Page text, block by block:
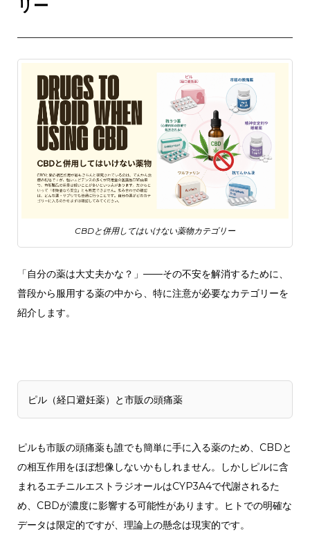
リー
CBDと併用してはいけない薬物カテゴリー
「自分の薬は大丈夫かな？」——その不安を解消するために、
普段から服用する薬の中から、特に注意が必要なカテゴリーを
紹介します。
ピル（経口避妊薬）と市販の頭痛薬
ピルも市販の頭痛薬も誰でも簡単に手に入る薬のため、CBDと
の相互作用をほぼ想像しないかもしれません。しかしピルに含
まれるエチニルエストラジオールはCYP3A4で代謝されるた
め、CBDが濃度に影響する可能性があります。ヒトでの明確な
データは限定的ですが、理論上の懸念は現実的です。